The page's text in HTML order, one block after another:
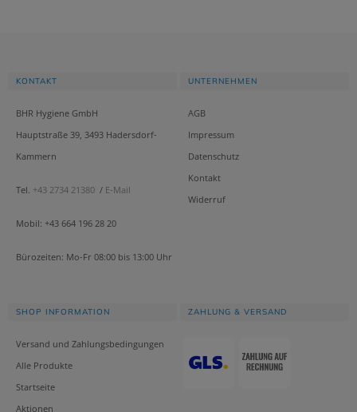
KONTAKT
BHR Hygiene GmbH
Hauptstraße 39, 3493 Hadersdorf-
Kammern
Tel. +43 2734 21380 / E-Mail
Mobil: +43 664 196 28 20
Bürozeiten: Mo-Fr 08:00 bis 13:00 Uhr
UNTERNEHMEN
AGB
Impressum
Datenschutz
Kontakt
Widerruf
SHOP INFORMATION
Versand und Zahlungsbedingungen
Alle Produkte
Startseite
Aktionen
ZAHLUNG & VERSAND